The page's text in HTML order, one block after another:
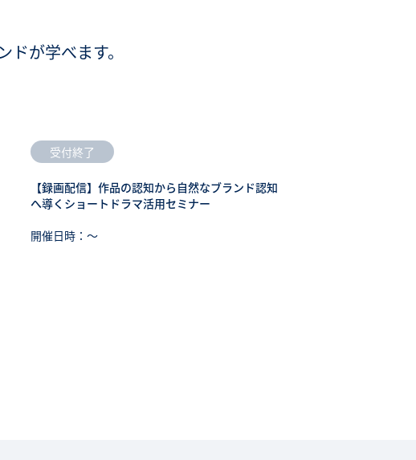
が学べます。
受付終了
【録画配信】作品の認知から自然なブランド認知
へ導くショートドラマ活用セミナー
開催日時：〜